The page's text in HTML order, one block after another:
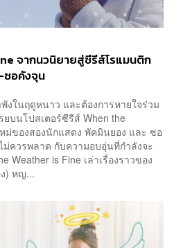
จากนวนิยายสู่ซีรีส์โรแมนติก
ซอคังจุน
งในฤดูหนาว และต้องการหายใจร่วม
บนโปสเตอร์ซีรีส์ When the
หม่ของสองนักแสดง พัคมินยอง และ ซอ
ควรพลาด กับความอบอุ่นที่กำลังจะ
Weather is Fine เล่าเรื่องราวของ
) หญ...